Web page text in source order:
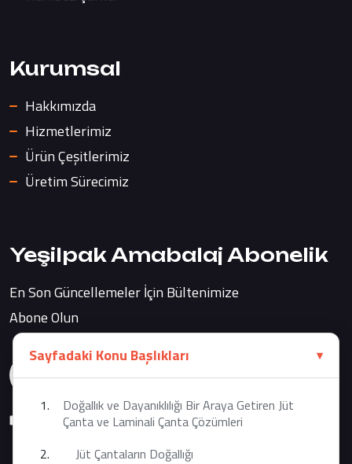
Sayfadaki Konu Başlıkları
Doğallık ve Dayanıklılığı Bir Araya Getiren Jüt
Çanta ve Laminali Çanta Çözümleri
Jüt Çantaların Doğallığı
Kurumsal
Hakkımızda
Hizmetlerimiz
Ürün Çeşitlerimiz
Üretim Sürecimiz
Yeşilpak Amabalaj Abonelik
En Son Güncellemeler İçin Bültenimize
Abone Olun
Şartları ve Koşulları Kabul Ediyorum